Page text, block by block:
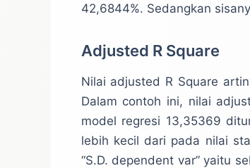
42,6844%. Sedangkan
Adjusted R Square
Nilai adjusted R Square
Dalam contoh ini, nilai
model regresi 13,35369
lebih kecil dari pada nilai
“S.D. dependent var” yaitu